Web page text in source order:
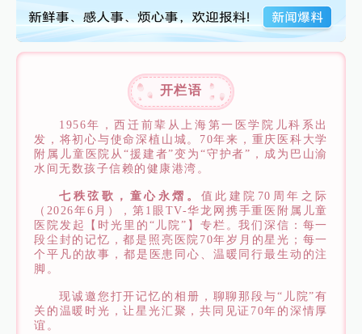
开栏语
1956年，西迁前辈从上海第一医学院儿科系出
发，将初心与使命深植山城。70年来，重庆医科大学
附属儿童医院从“援建者”变为“守护者”，成为巴山渝
水间无数孩子信赖的健康港湾。
七秩弦歌，童心永熠。 值此建院70周年之际
（2026年6月），第1眼TV-华龙网携手重医附属儿童
医院发起【时光里的“儿院”】专栏。我们深信：每一
段尘封的记忆，都是照亮医院70年岁月的星光；每一
个平凡的故事，都是医患同心、温暖同行最生动的注
脚。
现诚邀您打开记忆的相册，聊聊那段与“儿院”有
关的温暖时光，让星光汇聚，共同见证70年的深情厚
谊。